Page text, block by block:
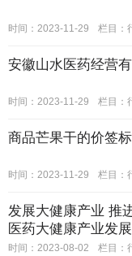
时间：2023-11-29 栏目：
安徽山水医药经营
时间：2023-11-29 栏目：
商品芒果干的价签
时间：2023-11-29 栏目：
发展大健康产业 推
医药大健康产业发
时间：2023-08-02 栏目：